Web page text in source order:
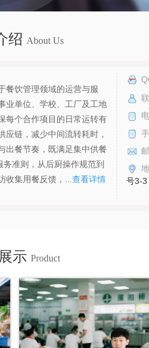
绍 About Us
号3-3
餐饮管理领域的运营与服
业单位、学校、工厂及工地
每个合作项目的日常运转有
链，减少中间流转耗时，
出餐节奏，既满足集中供餐
准则，从后厨操作规范到
集用餐反馈，... 查看详情
示 Product